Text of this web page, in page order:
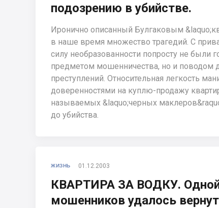
подозрению в убийстве.
Иронично описанный Булгаковым
в наше время множество трагедий. С
силу необразованности попросту не были
предметом мошенничества, но и поводом
преступлений. Относительная легкость
доверенностями на куплю-продажу
называемых &laquo;черных
до убийства.
ЖИЗНЬ 01.12.2003
КВАРТИРА ЗА ВОДКУ.
мошенников удалось